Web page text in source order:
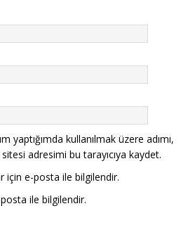
yaptığımda kullanılmak üzere adımı,
adresimi bu tarayıcıya kaydet.
için e-posta ile bilgilendir.
ile bilgilendir.